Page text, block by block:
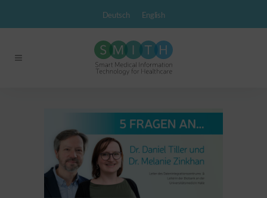
Deutsch English